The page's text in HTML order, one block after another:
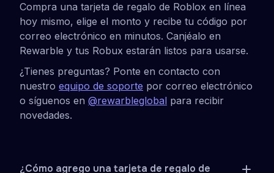
Compra una tarjeta de regalo de Roblox en línea
hoy mismo, elige el monto y recibe tu código por
correo electrónico en minutos. Canjéalo en
Rewarble y tus Robux estarán listos para usarse.
¿Tienes preguntas? Ponte en contacto con
nuestro equipo de soporte por correo electrónico
o síguenos en @rewarbleglobal para recibir
novedades.
¿Cómo agrego una tarjeta de regalo de